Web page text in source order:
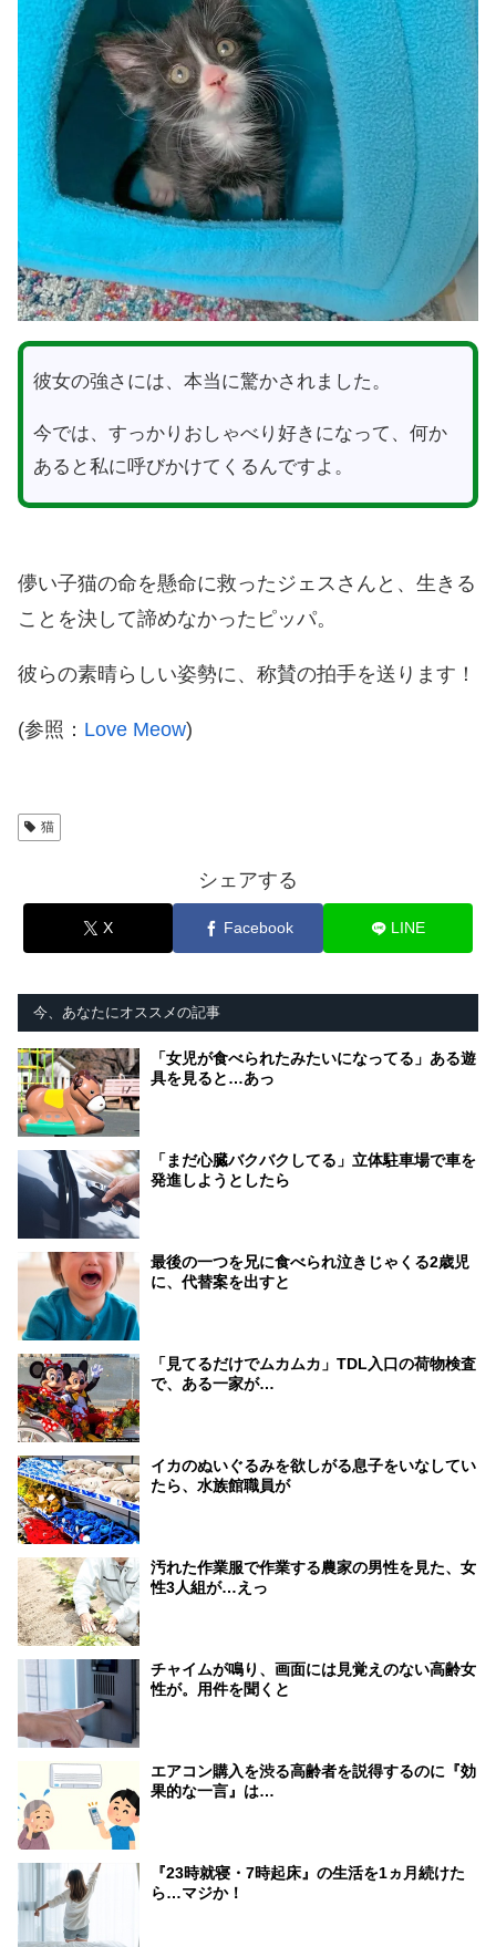
彼女の強さには、本当に驚かされました。
今では、すっかりおしゃべり好きになって、何か
あると私に呼びかけてくるんですよ。
儚い子猫の命を懸命に救ったジェスさんと、生きる
ことを決して諦めなかったピッパ。
彼らの素晴らしい姿勢に、称賛の拍手を送ります！
(参照： Love Meow)
猫
シェアする
X Facebook LINE
今、あなたにオススメの記事
「女児が食べられたみたいになってる」ある遊
具を見ると…あっ
「まだ心臓バクバクしてる」立体駐車場で車を
発進しようとしたら
最後の一つを兄に食べられ泣きじゃくる2歳児
に、代替案を出すと
「見てるだけでムカムカ」TDL入口の荷物検査
で、ある一家が…
イカのぬいぐるみを欲しがる息子をいなしてい
たら、水族館職員が
汚れた作業服で作業する農家の男性を見た、女
性3人組が…えっ
チャイムが鳴り、画面には見覚えのない高齢女
性が。用件を聞くと
エアコン購入を渋る高齢者を説得するのに『効
果的な一言』は…
『23時就寝・7時起床』の生活を1ヵ月続けた
ら…マジか！